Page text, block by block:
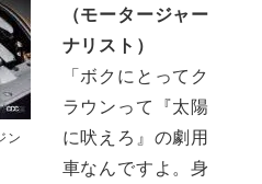
ン
（モータージャー
ナリスト）
「ボクにとってク
ラウンって『太陽
に吠えろ』の劇用
車なんですよ。身